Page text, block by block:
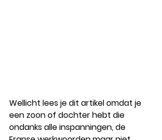
Wellicht lees je dit artikel omdat je
een zoon of dochter hebt die
ondanks alle inspanningen, de